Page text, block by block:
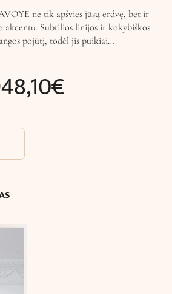
ne tik apšvies jūsų erdvę, bet ir
akcentu. Subtilios linijos ir kokybiškos
pojūtį, todėl jis puikiai…
€